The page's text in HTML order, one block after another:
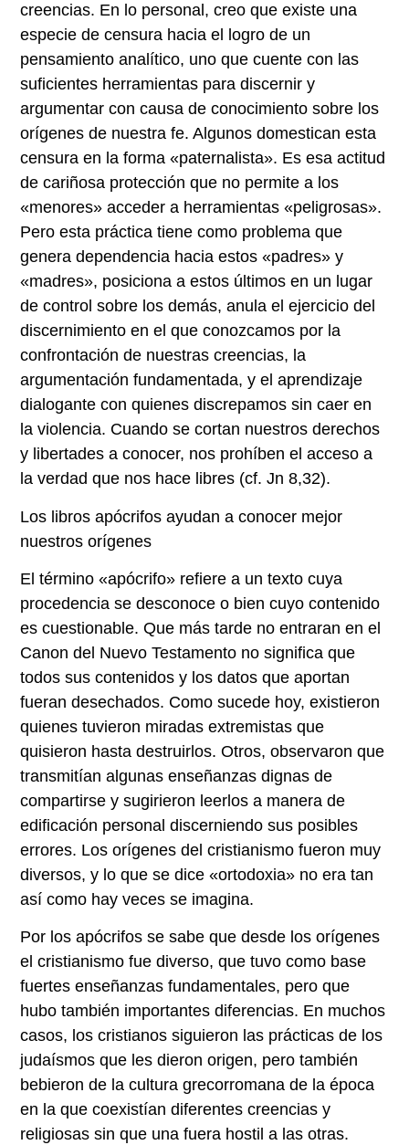
creencias. En lo personal, creo que existe una
especie de censura hacia el logro de un
pensamiento analítico, uno que cuente con las
suficientes herramientas para discernir y
argumentar con causa de conocimiento sobre los
orígenes de nuestra fe. Algunos domestican esta
censura en la forma «paternalista». Es esa actitud
de cariñosa protección que no permite a los
«menores» acceder a herramientas «peligrosas».
Pero esta práctica tiene como problema que
genera dependencia hacia estos «padres» y
«madres», posiciona a estos últimos en un lugar
de control sobre los demás, anula el ejercicio del
discernimiento en el que conozcamos por la
confrontación de nuestras creencias, la
argumentación fundamentada, y el aprendizaje
dialogante con quienes discrepamos sin caer en
la violencia. Cuando se cortan nuestros derechos
y libertades a conocer, nos prohíben el acceso a
la verdad que nos hace libres (cf. Jn 8,32).
Los libros apócrifos ayudan a conocer mejor
nuestros orígenes
El término «apócrifo» refiere a un texto cuya
procedencia se desconoce o bien cuyo contenido
es cuestionable. Que más tarde no entraran en el
Canon del Nuevo Testamento no significa que
todos sus contenidos y los datos que aportan
fueran desechados. Como sucede hoy, existieron
quienes tuvieron miradas extremistas que
quisieron hasta destruirlos. Otros, observaron que
transmitían algunas enseñanzas dignas de
compartirse y sugirieron leerlos a manera de
edificación personal discerniendo sus posibles
errores. Los orígenes del cristianismo fueron muy
diversos, y lo que se dice «ortodoxia» no era tan
así como hay veces se imagina.
Por los apócrifos se sabe que desde los orígenes
el cristianismo fue diverso, que tuvo como base
fuertes enseñanzas fundamentales, pero que
hubo también importantes diferencias. En muchos
casos, los cristianos siguieron las prácticas de los
judaísmos que les dieron origen, pero también
bebieron de la cultura grecorromana de la época
en la que coexistían diferentes creencias y
religiosas sin que una fuera hostil a las otras.